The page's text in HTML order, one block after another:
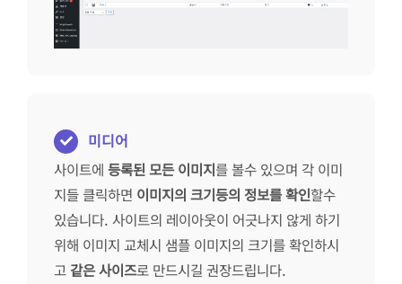
미디어
사이트에 등록된 모든 이미지 를 볼수 있으며 각 이미
지들 클릭하면 이미지의 크기등의 정보를 확인할수
있습니다. 사이트의 레이아웃이 어긋나지 않게 하기
위해 이미지 교체시 샘플 이미지의 크기를 확인하시
고 같은 사이즈로 만드시길 권장드립니다.